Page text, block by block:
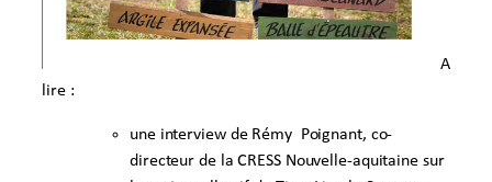
A
lire :
une interview de Rémy Poignant, co-
directeur de la CRESS Nouvelle-aquitaine sur